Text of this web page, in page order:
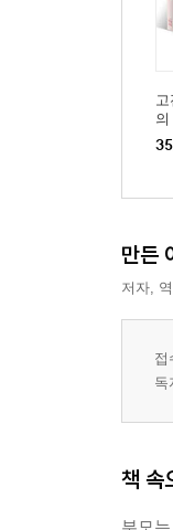
양
만든
저자,
접
독
책 속